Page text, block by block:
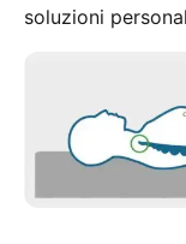
soluzioni